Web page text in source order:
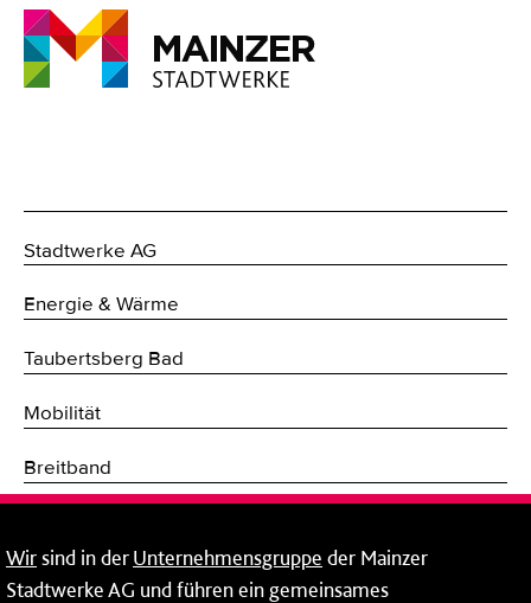
Stadtwerke AG
Energie & Wärme
Taubertsberg Bad
Mobilität
Breitband
Mainzer Stadtwerke Energie und Service GmbH
Wirsind in derUnternehmensgruppe der Mainzer
Stadtwerke AG und führen ein gemeinsames